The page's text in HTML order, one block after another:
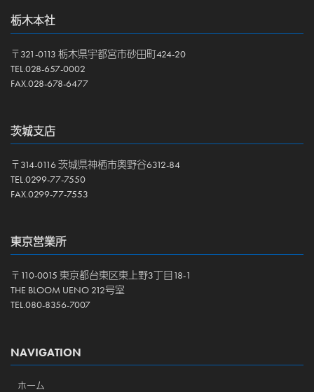
栃木本社
〒321-0113 栃木県宇都宮市砂田町424-20
TEL.028-657-0002
FAX.028-678-6477
茨城支店
〒314-0116 茨城県神栖市奥野谷6312-84
TEL.0299-77-7550
FAX.0299-77-7553
東京営業所
〒110-0015 東京都台東区東上野3丁目18-1
THE BLOOM UENO 212号室
TEL.080-8356-7007
NAVIGATION
ホーム